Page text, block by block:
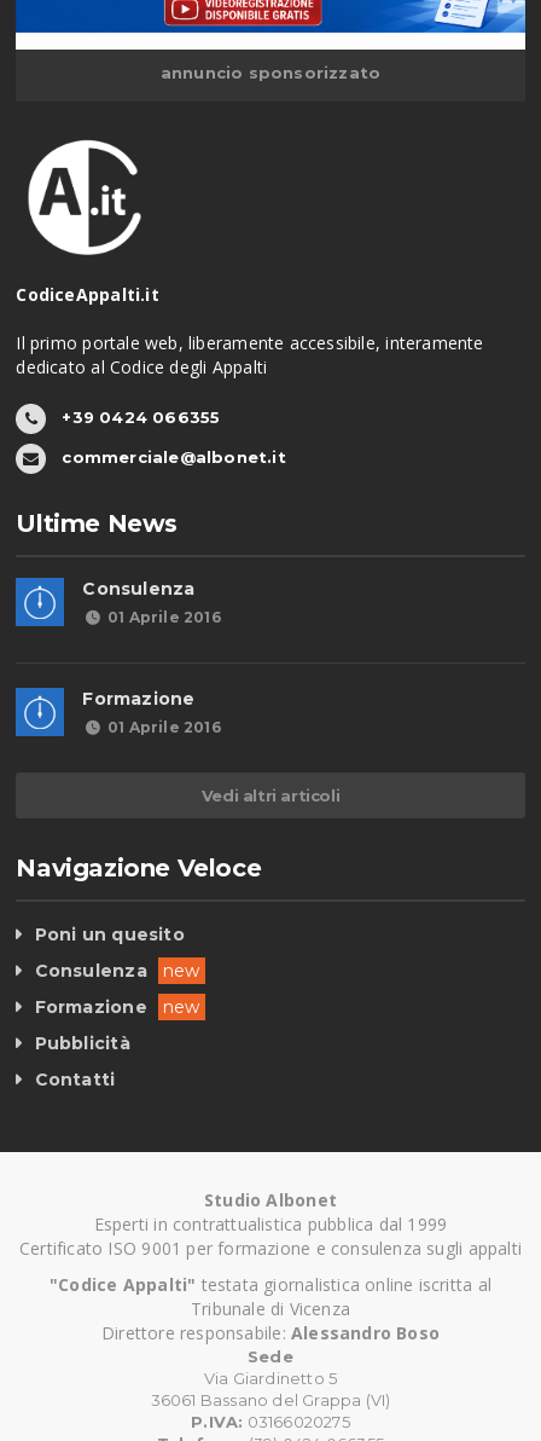
annuncio sponsorizzato
CodiceAppalti.it
Il primo portale web, liberamente accessibile, interamente
dedicato al Codice degli Appalti
+39 0424 066355
commerciale@albonet.it
Ultime News
Consulenza
01 Aprile 2016
Formazione
01 Aprile 2016
Vedi altri articoli
Navigazione Veloce
Poni un quesito
Consulenza
new
Formazione
new
Pubblicità
Contatti
Studio Albonet
Esperti in contrattualistica pubblica dal 1999
Certificato ISO 9001 per formazione e consulenza sugli appalti
"Codice Appalti" testata giornalistica online iscritta al
Tribunale di Vicenza
Direttore responsabile: Alessandro Boso
Sede
Via Giardinetto 5
36061 Bassano del Grappa (VI)
P.IVA: 03166020275